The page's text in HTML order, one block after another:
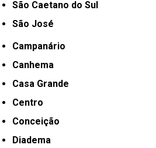
São Caetano do Sul
São José
Campanário
Canhema
Casa Grande
Centro
Conceição
Diadema